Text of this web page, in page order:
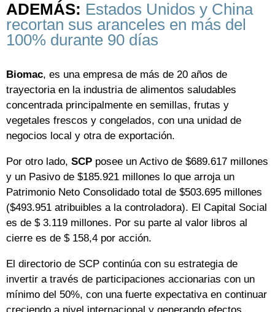
ADEMÁS: Estados Unidos y China
recortan sus aranceles en más del
100% durante 90 días
Biomac, es una empresa de más de 20 años de
trayectoria en la industria de alimentos saludables
concentrada principalmente en semillas, frutas y
vegetales frescos y congelados, con una unidad de
negocios local y otra de exportación.
Por otro lado, SCP posee un Activo de $689.617 millones
y un Pasivo de $185.921 millones lo que arroja un
Patrimonio Neto Consolidado total de $503.695 millones
($493.951 atribuibles a la controladora). El Capital Social
es de $ 3.119 millones. Por su parte al valor libros al
cierre es de $ 158,4 por acción.
El directorio de SCP continúa con su estrategia de
invertir a través de participaciones accionarias con un
mínimo del 50%, con una fuerte expectativa en continuar